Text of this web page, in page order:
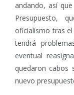
andando, así
Presupuesto,
oficialismo tras el
tendrá
eventual
quedaron cabos
nuevo